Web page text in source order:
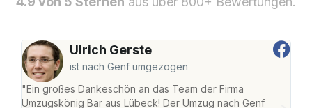
Ulrich Gerste
ist nach Genf umgezogen
"Ein großes Dankeschön an das Team der Firma
Umzugskönig Bar aus Lübeck! Der Umzug nach Genf